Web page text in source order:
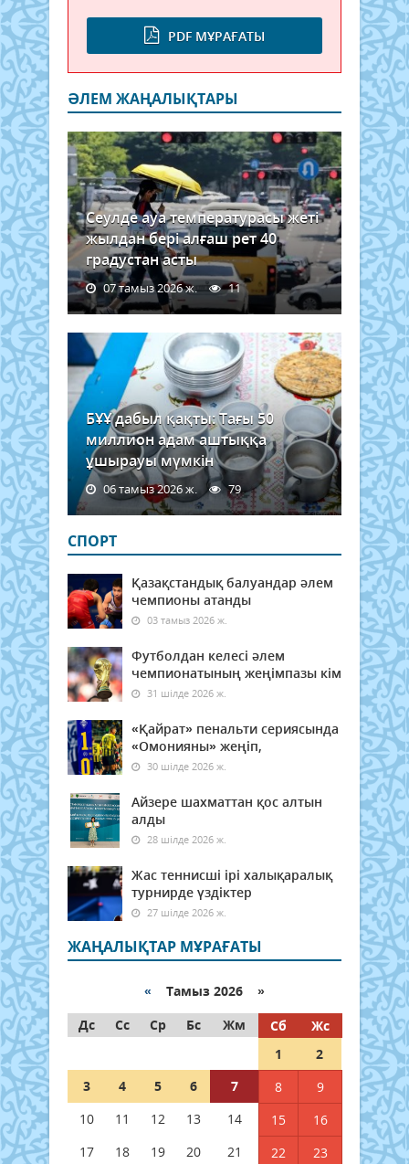
PDF МҰРАҒАТЫ
ӘЛЕМ ЖАҢАЛЫҚТАРЫ
Сеулде ауа температурасы жеті
жылдан бері алғаш рет 40
градустан асты
07 тамыз 2026 ж. 11
БҰҰ дабыл қақты: Тағы 50
миллион адам аштыққа
ұшырауы мүмкін
06 тамыз 2026 ж. 79
СПОРТ
Қазақстандық балуандар әлем
чемпионы атанды
03 тамыз 2026 ж.
Футболдан келесі әлем
чемпионатының жеңімпазы кім
31 шілде 2026 ж.
«Қайрат» пенальти сериясында
«Омонияны» жеңіп,
30 шілде 2026 ж.
Айзере шахматтан қос алтын
алды
28 шілде 2026 ж.
Жас теннисші ірі халықаралық
турнирде үздіктер
27 шілде 2026 ж.
ЖАҢАЛЫҚТАР МҰРАҒАТЫ
« Тамыз 2026 »
Дс
Сс Ср Бс Жм Сб
Жс
1
2
3
4 5 6 7 8
9
10
11 12 13 14 15
16
17
18 19 20 21 22 23